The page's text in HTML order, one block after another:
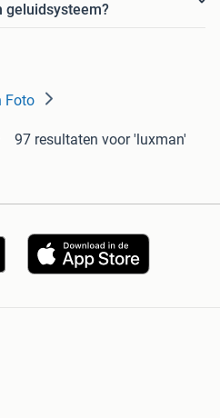
geluidsysteem?
Foto
97 resultaten voor 'luxman'